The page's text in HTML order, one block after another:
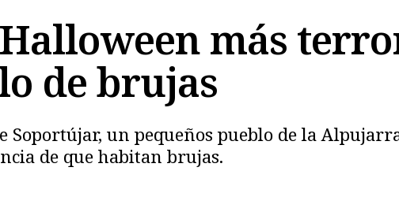
más
de brujas
un pequeños pueblo de la
de que habitan brujas.